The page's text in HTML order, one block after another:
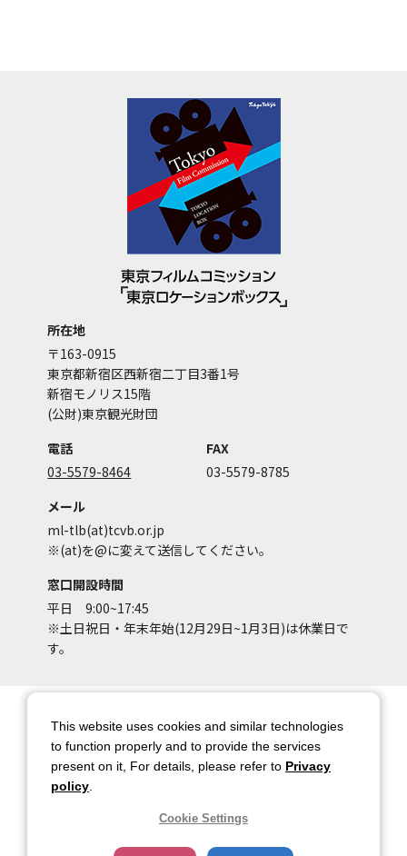
所在地
〒163-0915
東京都新宿区西新宿二丁目3番1号
新宿モノリス15階
(公財)東京観光財団
電話
03-5579-8464
FAX
03-5579-8785
メール
ml-tlb(at)tcvb.or.jp
※(at)を@に変えて送信してください。
窓口開設時間
平日 9:00~17:45
※土日祝日・年末年始(12月29日~1月3日)は休業日で
す。
アカウントポリシー
個人情報保護方針
著作権について
お問い合わせ
都庁総合ページへのリンク
トップページ
This website uses cookies and similar technologies
to function properly and to provide the services
present on it, For details, please refer to Privacy
policy
Cookie Settings